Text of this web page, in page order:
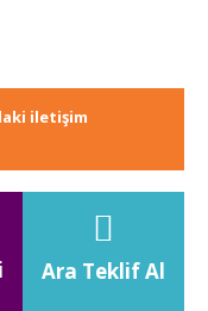
iletişim
Ara Teklif Al